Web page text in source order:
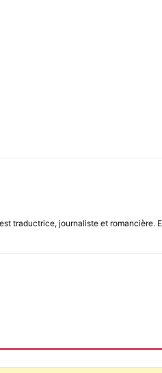
traductrice, journaliste et romancière.